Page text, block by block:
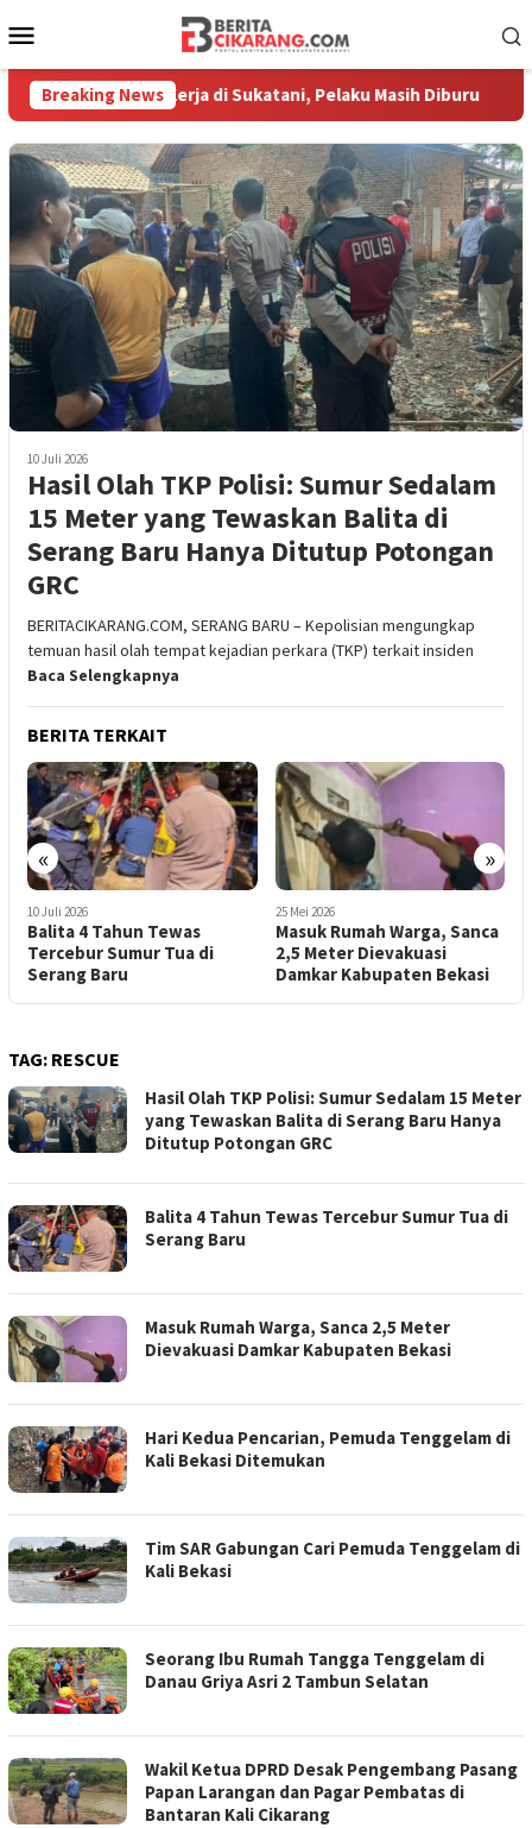
ke
Mobile
Breaking News
Kerja di Sukatani, Pelaku Masih Diburu
10 Juli 2026
Hasil Olah TKP Polisi: Sumur Sedalam
15 Meter yang Tewaskan Balita di
Serang Baru Hanya Ditutup Potongan
GRC
BERITACIKARANG.COM, SERANG BARU – Kepolisian mengungkap
temuan hasil olah tempat kejadian perkara (TKP) terkait insiden
Baca Selengkapnya
BERITA TERKAIT
« »
25 Mei 2026
Masuk Rumah Warga, Sanca
2,5 Meter Dievakuasi
Damkar Kabupaten Bekasi
2 Februari 2026
Hari Kedua Pencarian,
Pemuda Tenggelam di Kali
Bekasi Ditemukan
TAG: RESCUE
Hasil Olah TKP Polisi: Sumur Sedalam 15 Meter
yang Tewaskan Balita di Serang Baru Hanya
Ditutup Potongan GRC
Balita 4 Tahun Tewas Tercebur Sumur Tua di
Serang Baru
Masuk Rumah Warga, Sanca 2,5 Meter
Dievakuasi Damkar Kabupaten Bekasi
Hari Kedua Pencarian, Pemuda Tenggelam di
Kali Bekasi Ditemukan
Tim SAR Gabungan Cari Pemuda Tenggelam di
Kali Bekasi
Seorang Ibu Rumah Tangga Tenggelam di
Danau Griya Asri 2 Tambun Selatan
Wakil Ketua DPRD Desak Pengembang Pasang
Papan Larangan dan Pagar Pembatas di
Bantaran Kali Cikarang